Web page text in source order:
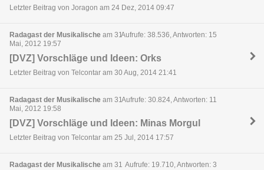
Letzter Beitrag von Joragon am 24 Dez, 2014 09:47
Radagast der Musikalische am 31
Mai, 2012 19:57
Aufrufe: 38.536, Antworten: 15
[DVZ] Vorschläge und Ideen: Orks
Letzter Beitrag von Telcontar am 30 Aug, 2014 21:41
Radagast der Musikalische am 31
Mai, 2012 19:58
Aufrufe: 30.824, Antworten: 11
[DVZ] Vorschläge und Ideen: Minas Morgul
Letzter Beitrag von Telcontar am 25 Jul, 2014 17:57
Radagast der Musikalische am 31 Aufrufe: 19.710, Antworten: 3